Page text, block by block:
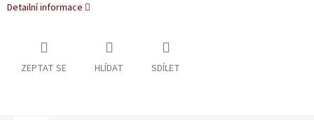
Detailní informace
ZEPTAT SE HLÍDAT SDÍLET